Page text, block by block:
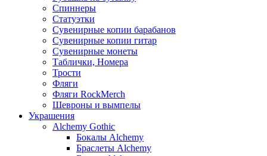
Спиннеры
Статуэтки
Сувенирные копии барабанов
Сувенирные копии гитар
Сувенирные монеты
Таблички, Номера
Трости
Фляги
Фляги RockMerch
Шевроны и вымпелы
Украшения
Alchemy Gothic
Бокалы Alchemy
Браслеты Alchemy